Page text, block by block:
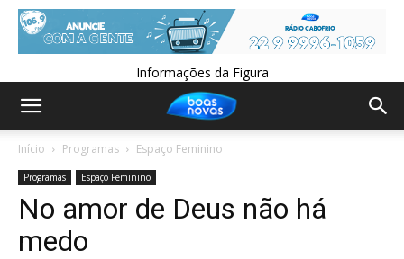
Informações da Figura
Início Programas Espaço Feminino
Programas Espaço Feminino
No amor de Deus não há
medo